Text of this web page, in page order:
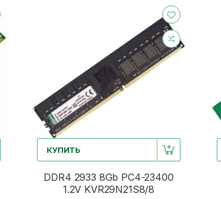
КУПИТЬ
DDR4 2933 8Gb PC4-23400
1.2V KVR29N21S8/8